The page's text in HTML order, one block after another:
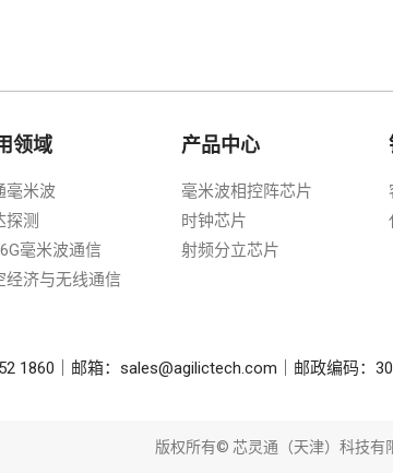
领域
毫米波
探测
毫米波通信
经济与无线通信
产品中心
毫米波相控阵芯片
时钟芯片
射频分立芯片
1860｜邮箱：sales@agilictech.com｜邮政编码：
版权所有© 芯灵通（天津）科技有